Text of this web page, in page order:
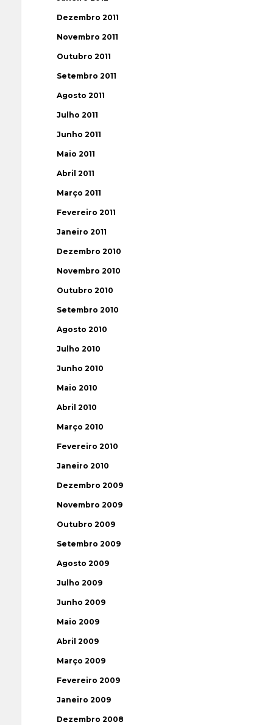
Dezembro 2011
Novembro 2011
Outubro 2011
Setembro 2011
Agosto 2011
Julho 2011
Junho 2011
Maio 2011
Abril 2011
Março 2011
Fevereiro 2011
Janeiro 2011
Dezembro 2010
Novembro 2010
Outubro 2010
Setembro 2010
Agosto 2010
Julho 2010
Junho 2010
Maio 2010
Abril 2010
Março 2010
Fevereiro 2010
Janeiro 2010
Dezembro 2009
Novembro 2009
Outubro 2009
Setembro 2009
Agosto 2009
Julho 2009
Junho 2009
Maio 2009
Abril 2009
Março 2009
Fevereiro 2009
Janeiro 2009
Dezembro 2008